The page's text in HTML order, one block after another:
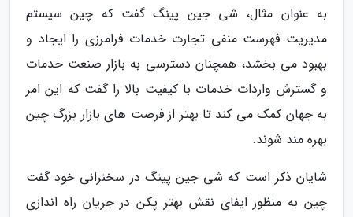
به عنوان مثال، شی جین پینگ گفت که چین سیستم
مدیریت فهرست منفی تجارت خدمات فرامرزی را ایجاد و
بهبود می بخشد، همچنان دسترسی به بازار صنعت خدمات
و گسترش واردات خدمات با کیفیت بالا را گفت که این امر
به جهان کمک می کند تا بهتر از فرصت های بازار بزرگ چین
بهره مند شوند.
شایان ذکر است که شی جین پینگ در سخنرانی خود گفت
چین به منظور ایفای نقش بهتر پکن در جریان راه اندازی